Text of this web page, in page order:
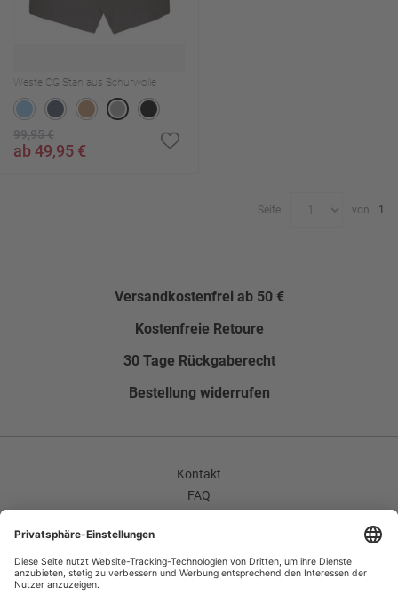
Weste CG Stan aus Schurwolle
99,95 €
ab 49,95 €
Seite von 1
Versandkostenfrei ab 50 €
Kostenfreie Retoure
30 Tage Rückgaberecht
Bestellung widerrufen
Kontakt
FAQ
Unternehmen / Karriere
Widerrufsrecht
Datenschutzerklärung